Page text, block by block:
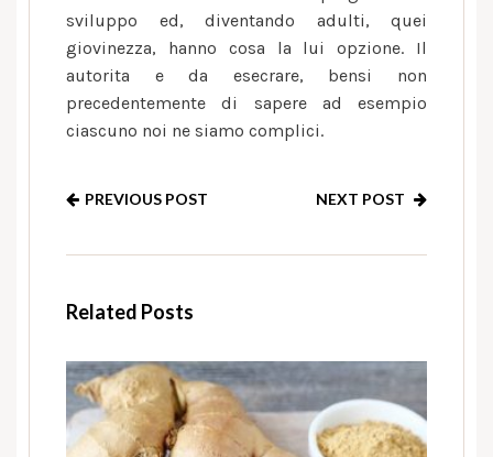
sviluppo ed, diventando adulti, quei
giovinezza, hanno cosa la lui opzione. Il
autorita e da esecrare, bensi non
precedentemente di sapere ad esempio
ciascuno noi ne siamo complici.
PREVIOUS POST NEXT POST
Related Posts